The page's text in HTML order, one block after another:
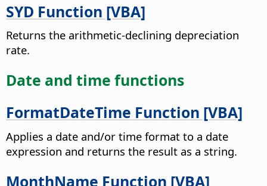
SYD Function [VBA]
Returns the arithmetic-declining depreciation
rate.
Date and time functions
FormatDateTime Function [VBA]
Applies a date and/or time format to a date
expression and returns the result as a string.
MonthName Function [VBA]